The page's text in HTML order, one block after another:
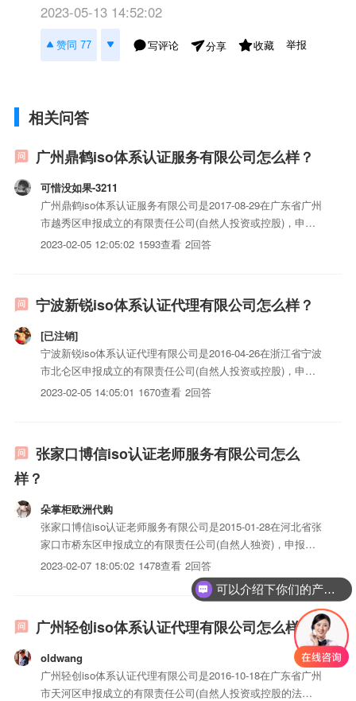
2023-05-13 14:52:02
赞同 77 写评论 分享 收藏 举报
相关问答
广州鼎鹤iso体系认证服务有限公司怎么样？
可惜没如果-3211
广州鼎鹤iso体系认证服务有限公司是2017-08-29在广东省广州
市越秀区申报成立的有限责任公司(自然人投资或控股)，申报
地址位于广州市越秀区白云路111号1107房。广州鼎鹤iso体系
2023-02-05 12:05:02 1593查看 2回答
宁波新锐iso体系认证代理有限公司怎么样？
[已注销]
宁波新锐iso体系认证代理有限公司是2016-04-26在浙江省宁波
市北仑区申报成立的有限责任公司(自然人投资或控股)，申报
地址位于宁波市北仑区新碶莫干山路36号1幢1号-302。宁波新
2023-02-05 14:05:01 1670查看 2回答
张家口博信iso认证老师服务有限公司怎么
样？
朵掌柜欧洲代购
张家口博信iso认证老师服务有限公司是2015-01-28在河北省张
家口市桥东区申报成立的有限责任公司(自然人独资)，申报地
址位于张家口市桥东区五一东大街德美大学生创业园主楼1212
室。张家口博信iso认证老师服务有限公司的统一社会信用代
2023-02-07 18:05:02 1478查看 2回答
广州轻创iso体系认证代理有限公司怎么样？
oldwang
广州轻创iso体系认证代理有限公司是2016-10-18在广东省广州
市天河区申报成立的有限责任公司(自然人投资或控股的法人
可以介绍下你们的产品么？